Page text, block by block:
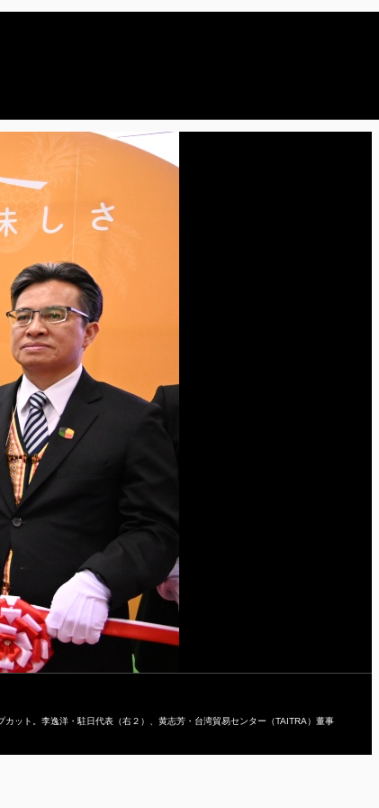
ット。李逸洋・駐日代表（右２）、黄志芳・台湾貿易センター（TAITRA）董事